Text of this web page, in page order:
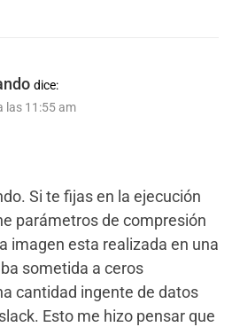
dice:
las 11:55 am
Si te fijas en la ejecución
parámetros de compresión
imagen esta realizada en una
sometida a ceros
cantidad ingente de datos
Esto me hizo pensar que